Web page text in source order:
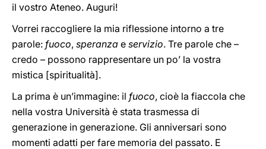
il vostro Ateneo. Auguri!
Vorrei raccogliere la mia riflessione intorno a tre
parole: fuoco, speranza e servizio. Tre parole che –
credo – possono rappresentare un po’ la vostra
mistica [spiritualità].
La prima è un’immagine: il fuoco, cioè la fiaccola che
nella vostra Università è stata trasmessa di
generazione in generazione. Gli anniversari sono
momenti adatti per fare memoria del passato. E